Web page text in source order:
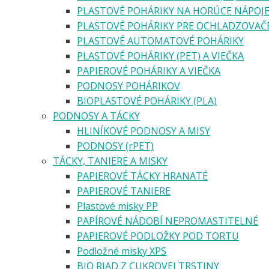
PLASTOVÉ POHÁRIKY NA HORÚCE NÁPOJE
PLASTOVÉ POHÁRIKY PRE
PLASTOVÉ AUTOMATOVÉ POHÁRIKY
PLASTOVÉ POHÁRIKY (PET) A VIEČKA
PAPIEROVÉ POHÁRIKY A VIEČKA
PODNOSY POHÁRIKOV
BIOPLASTOVÉ POHÁRIKY (PLA)
PODNOSY A TÁCKY
HLINÍKOVÉ PODNOSY A MISY
PODNOSY (rPET)
TÁCKY, TANIERE A MISKY
PAPIEROVÉ TÁCKY HRANATÉ
PAPIEROVÉ TANIERE
Plastové misky PP
PAPÍROVÉ NÁDOBÍ NEPROMASTITELNÉ
PAPIEROVÉ PODLOŽKY POD TORTU
Podložné misky XPS
BIO RIAD Z CUKROVEJ TRSTINY